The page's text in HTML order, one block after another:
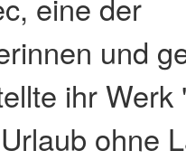
eine der
und
ihr
ohne